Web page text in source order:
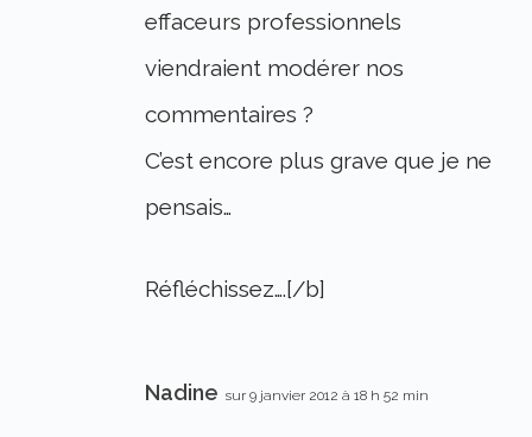
effaceurs professionnels
viendraient modérer nos
commentaires ?
C’est encore plus grave que je ne
pensais…
Réfléchissez….[/b]
Nadine sur 9 janvier 2012 à 18 h 52 min